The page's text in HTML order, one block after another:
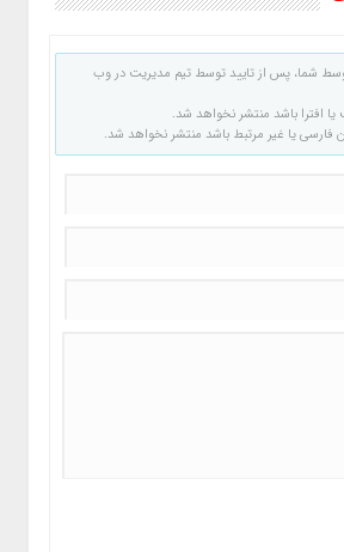
شما، پس از تایید توسط تیم مدیریت در وب
افترا باشد منتشر نخواهد شد.
فارسی یا غیر مرتبط باشد منتشر نخواهد شد.